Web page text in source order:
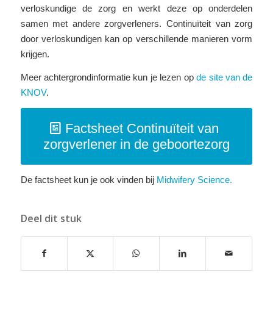
verloskundige de zorg en werkt deze op onderdelen
samen met andere zorgverleners. Continuïteit van zorg
door verloskundigen kan op verschillende manieren vorm
krijgen.
Meer achtergrondinformatie kun je lezen opde site van de
KNOV.
Factsheet Continuїteit van
zorgverlener in de geboortezorg
De factsheet kun je ook vinden bij Midwifery Science.
Deel dit stuk